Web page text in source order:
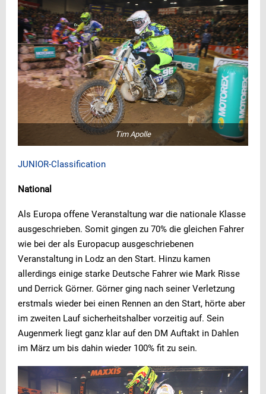
Tim Apolle
JUNIOR-Classification
National
Als Europa offene Veranstaltung war die nationale Klasse
ausgeschrieben. Somit gingen zu 70% die gleichen Fahrer
wie bei der als Europacup ausgeschriebenen
Veranstaltung in Lodz an den Start. Hinzu kamen
allerdings einige starke Deutsche Fahrer wie Mark Risse
und Derrick Görner. Görner ging nach seiner Verletzung
erstmals wieder bei einen Rennen an den Start, hörte aber
im zweiten Lauf sicherheitshalber vorzeitig auf. Sein
Augenmerk liegt ganz klar auf den DM Auftakt in Dahlen
im März um bis dahin wieder 100% fit zu sein.